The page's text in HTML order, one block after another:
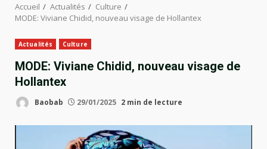
Accueil Actualités
Culture
MODE: Viviane Chidid, nouveau visage de Hollantex
Actualités Culture
MODE: Viviane Chidid, nouveau visage de
Hollantex
Baobab 29/01/2025 2 min de lecture